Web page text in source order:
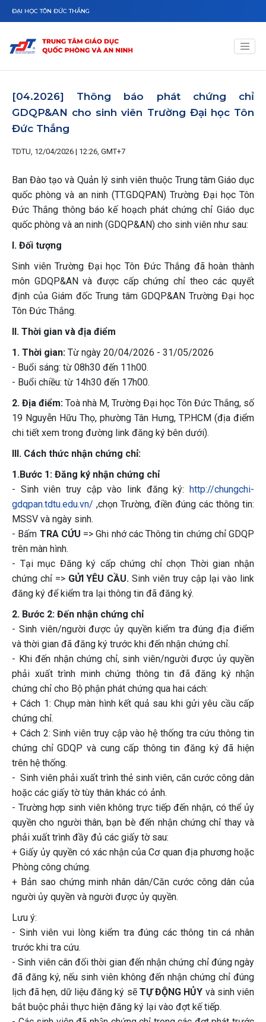
Nhảy đến nội dung
ĐẠI HỌC TÔN ĐỨC THẮNG
[04.2026] Thông báo phát chứng chỉ
GDQP&AN cho sinh viên Trường Đại học Tôn
Đức Thắng
TDTU, 12/04/2026 | 12:26, GMT+7
Ban Đào tạo và Quản lý sinh viên thuộc Trung tâm Giáo dục
quốc phòng và an ninh (TT.GDQPAN) Trường Đại học Tôn
Đức Thắng thông báo kế hoạch phát chứng chỉ Giáo dục
quốc phòng và an ninh (GDQP&AN) cho sinh viên như sau:
I. Đối tượng
Sinh viên Trường Đại học Tôn Đức Thắng đã hoàn thành
môn GDQP&AN và được cấp chứng chỉ theo các quyết
định của Giám đốc Trung tâm GDQP&AN Trường Đại học
Tôn Đức Thắng.
II. Thời gian và địa điểm
1. Thời gian: Từ ngày 20/04/2026 - 31/05/2026
- Buổi sáng: từ 08h30 đến 11h00.
- Buổi chiều: từ 14h30 đến 17h00.
2. Địa điểm: Toà nhà M, Trường Đại học Tôn Đức Thắng, số
19 Nguyễn Hữu Thọ, phường Tân Hưng, TP.HCM (địa điểm
chi tiết xem trong đường link đăng ký bên dưới).
III. Cách thức nhận chứng chỉ:
1.Bước 1: Đăng ký nhận chứng chỉ
- Sinh viên truy cập vào link đăng ký: http://chungchi-
gdqpan.tdtu.edu.vn/ ,chọn Trường, điền đúng các thông tin:
MSSV và ngày sinh.
- Bấm TRA CỨU => Ghi nhớ các Thông tin chứng chỉ GDQP
trên màn hình.
- Tại mục Đăng ký cấp chứng chỉ chọn Thời gian nhận
chứng chỉ => GỬI YÊU CẦU. Sinh viên truy cập lại vào link
đăng ký để kiểm tra lại thông tin đã đăng ký.
2. Bước 2: Đến nhận chứng chỉ
- Sinh viên/người được ủy quyền kiểm tra đúng địa điểm
và thời gian đã đăng ký trước khi đến nhận chứng chỉ.
- Khi đến nhận chứng chỉ, sinh viên/người được ủy quyền
phải xuất trình minh chứng thông tin đã đăng ký nhận
chứng chỉ cho Bộ phận phát chứng qua hai cách:
+ Cách 1: Chụp màn hình kết quả sau khi gửi yêu cầu cấp
chứng chỉ.
+ Cách 2: Sinh viên truy cập vào hệ thống tra cứu thông tin
chứng chỉ GDQP và cung cấp thông tin đăng ký đã hiện
trên hệ thống.
- Sinh viên phải xuất trình thẻ sinh viên, căn cước công dân
hoặc các giấy tờ tùy thân khác có ảnh.
- Trường hợp sinh viên không trực tiếp đến nhận, có thể ủy
quyền cho người thân, bạn bè đến nhận chứng chỉ thay và
phải xuất trình đầy đủ các giấy tờ sau:
+ Giấy ủy quyền có xác nhận của Cơ quan địa phương hoặc
Phòng công chứng.
+ Bản sao chứng minh nhân dân/Căn cước công dân của
người ủy quyền và người được ủy quyền.
Lưu ý:
- Sinh viên vui lòng kiểm tra đúng các thông tin cá nhân
trước khi tra cứu.
- Sinh viên cân đối thời gian đến nhận chứng chỉ đúng ngày
đã đăng ký, nếu sinh viên không đến nhận chứng chỉ đúng
lịch đã hẹn, dữ liệu đăng ký sẽ TỰ ĐỘNG HỦY và sinh viên
bắt buộc phải thực hiện đăng ký lại vào đợt kế tiếp.